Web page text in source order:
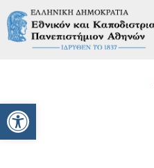
Ανοίξτε τη γραμμή εργαλείων